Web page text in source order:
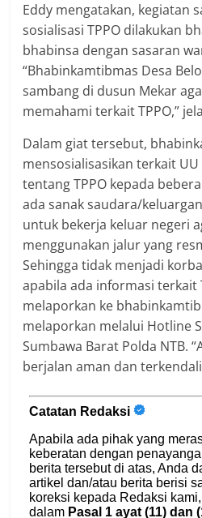
Eddy mengatakan, kegiatan
sosialisasi TPPO dilakukan
bhabinsa dengan sasaran
“Bhabinkamtibmas Desa
sambang di dusun Mekar
memahami terkait TPPO,”
Dalam giat tersebut,
mensosialisasikan terkait
tentang TPPO kepada
ada sanak saudara/
untuk bekerja keluar negeri
menggunakan jalur yang
Sehingga tidak menjadi
apabila ada informasi terkait
melaporkan ke
melaporkan melalui Hotline
Sumbawa Barat Polda NTB.
berjalan aman dan